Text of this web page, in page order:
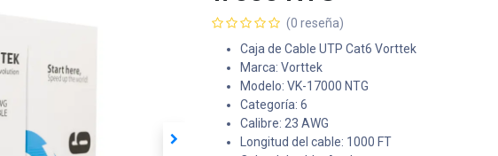
(0 reseña)
Caja de Cable UTP Cat6 Vorttek
Marca: Vorttek
Modelo: VK-17000 NTG
Categoría: 6
Calibre: 23 AWG
Longitud del cable: 1000 FT